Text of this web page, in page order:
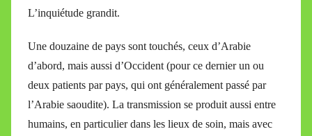
L’inquiétude grandit.
Une douzaine de pays sont touchés, ceux d’Arabie
d’abord, mais aussi d’Occident (pour ce dernier un ou
deux patients par pays, qui ont généralement passé par
l’Arabie saoudite). La transmission se produit aussi entre
humains, en particulier dans les lieux de soin, mais avec